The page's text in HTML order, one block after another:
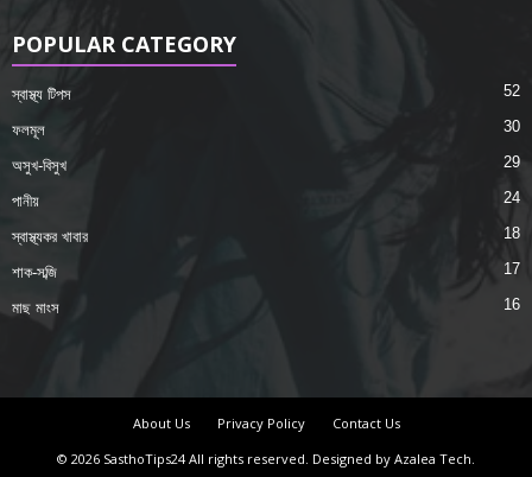
POPULAR CATEGORY
স্বাস্থ্য টিপস 52
ফলমূল 30
অসুখ-বিসুখ 29
পানীয় 24
স্বাস্থ্যকর খাবার 18
শাক-সব্জি 17
মাছ মাংস 16
About Us Privacy Policy
Contact Us
© 2026 SasthoTips24 All rights reserved. Designed by Azalea Tech.